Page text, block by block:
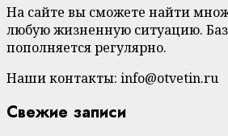
На сайте вы сможете найти
любую жизненную ситуацию.
пополняется регулярно.
Наши контакты: info@otvetin.ru
Свежие записи